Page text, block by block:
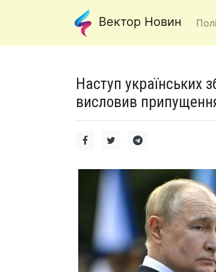
Вектор Новин
Наступ українських
висловив